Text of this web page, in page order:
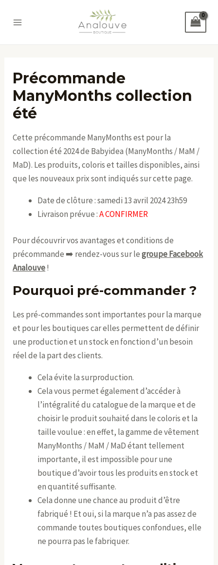
Précommande
ManyMonths collection
été
Cette précommande ManyMonths est pour la
collection été 2024 de Babyidea (ManyMonths / MaM /
MaD). Les produits, coloris et tailles disponibles, ainsi
que les nouveaux prix sont indiqués sur cette page.
Date de clôture :samedi 13 avril 2024 23h59
Livraison prévue :A CONFIRMER
Pour découvrir vos avantages et conditions de
précommande ➡️ rendez-vous sur legroupe Facebook
Analouve!
Pourquoi pré-commander ?
Les pré-commandes sont importantes pour la marque
et pour les boutiques car elles permettent de définir
une production et un stock en fonction d’un besoin
réel de la part des clients.
Cela évite la surproduction.
Cela vous permet également d’accéder à
l’intégralité du catalogue de la marque et de
choisir le produit souhaité dans le coloris et la
taille voulue : en effet, la gamme de vêtement
ManyMonths / MaM / MaD étant tellement
importante, il est impossible pour une
boutique d’avoir tous les produits en stock et
en quantité suffisante.
Cela donne une chance au produit d’être
fabriqué ! Et oui, si la marque n’a pas assez de
commande toutes boutiques confondues, elle
ne pourra pas le fabriquer.